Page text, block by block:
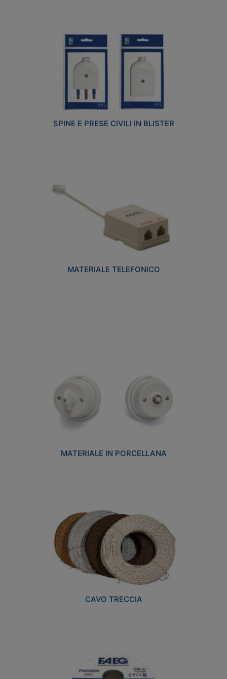
SPINE E PRESE CIVILI IN BLISTER
MATERIALE TELEFONICO
MATERIALE IN PORCELLANA
CAVO TRECCIA